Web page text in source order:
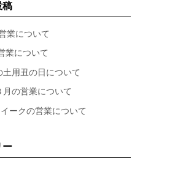
稿
業について
業について
用丑の日について
の営業について
ークの営業について
ー